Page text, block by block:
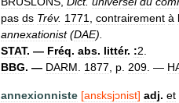
pas ds Trév. 1771, contrairement à
annexationist(DAE).
STAT. — Fréq. abs. littér. :2.
BBG. — DARM. 1877, p. 209. —
annexionniste [anɛksjɔnist] adj. et